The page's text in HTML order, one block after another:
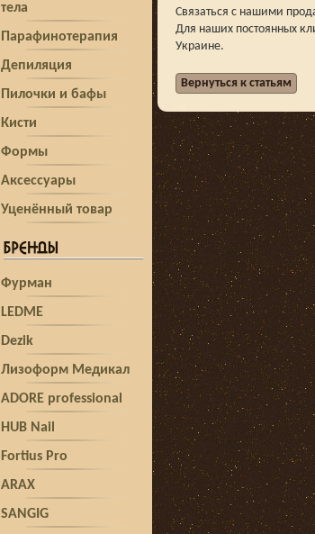
тела
Парафинотерапия
Депиляция
Пилочки и бафы
Кисти
Формы
Аксессуары
Уценённый товар
Фурман
LEDME
Dezik
Лизоформ Медикал
ADORE professional
HUB Nail
Fortius Pro
ARAX
SANGIG
Связаться с нашими
Для наших постоянных
Украине.